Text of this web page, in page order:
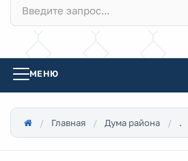
МЕНЮ
Главная Дума района .